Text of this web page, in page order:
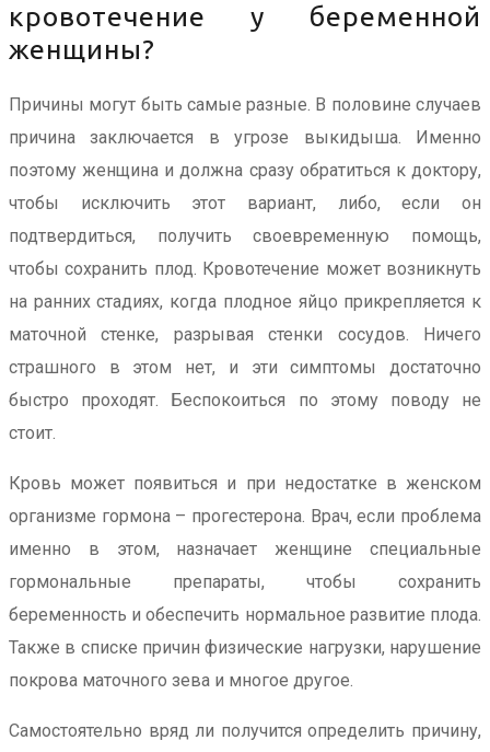
кровотечение у беременной
женщины?
Причины могут быть самые разные. В половине случаев
причина заключается в угрозе выкидыша. Именно
поэтому женщина и должна сразу обратиться к доктору,
чтобы исключить этот вариант, либо, если он
подтвердиться, получить своевременную помощь,
чтобы сохранить плод. Кровотечение может возникнуть
на ранних стадиях, когда плодное яйцо прикрепляется к
маточной стенке, разрывая стенки сосудов. Ничего
страшного в этом нет, и эти симптомы достаточно
быстро проходят. Беспокоиться по этому поводу не
стоит.
Кровь может появиться и при недостатке в женском
организме гормона – прогестерона. Врач, если проблема
именно в этом, назначает женщине специальные
гормональные препараты, чтобы сохранить
беременность и обеспечить нормальное развитие плода.
Также в списке причин физические нагрузки, нарушение
покрова маточного зева и многое другое.
Самостоятельно вряд ли получится определить причину,